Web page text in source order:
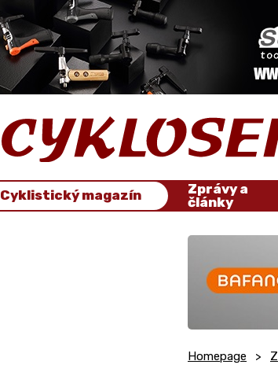
Cyklistický magazín
Zprávy a
články
Homepage